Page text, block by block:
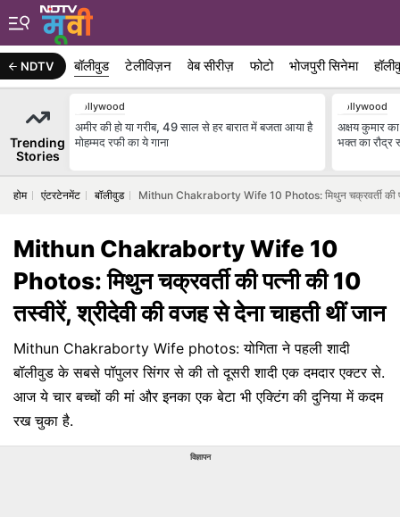
NDTV बॉलीवुड टेलीविज़न वेब सीरीज़ फोटो भोजपुरी सिनेमा
Trending
Stories
Bollywood
अमीर की हो या गरीब, 49 साल से हर बारात में बजता आया है
मोहम्मद रफी का ये गाना
Bollywood
अक्षय कुमार
भक्त का रौद्र
होम एंटरटेनमेंट बॉलीवुड Mithun Chakraborty Wife 10 Photos: मिथुन चक्रवर्ती की
Mithun Chakraborty Wife 10
Photos: मिथुन चक्रवर्ती की पत्नी की 10
तस्वीरें, श्रीदेवी की वजह से देना चाहती थीं जान
Mithun Chakraborty Wife photos: योगिता ने पहली शादी
बॉलीवुड के सबसे पॉपुलर सिंगर से की तो दूसरी शादी एक दमदार एक्टर से.
आज ये चार बच्चों की मां और इनका एक बेटा भी एक्टिंग की दुनिया में कदम
रख चुका है.
विज्ञापन